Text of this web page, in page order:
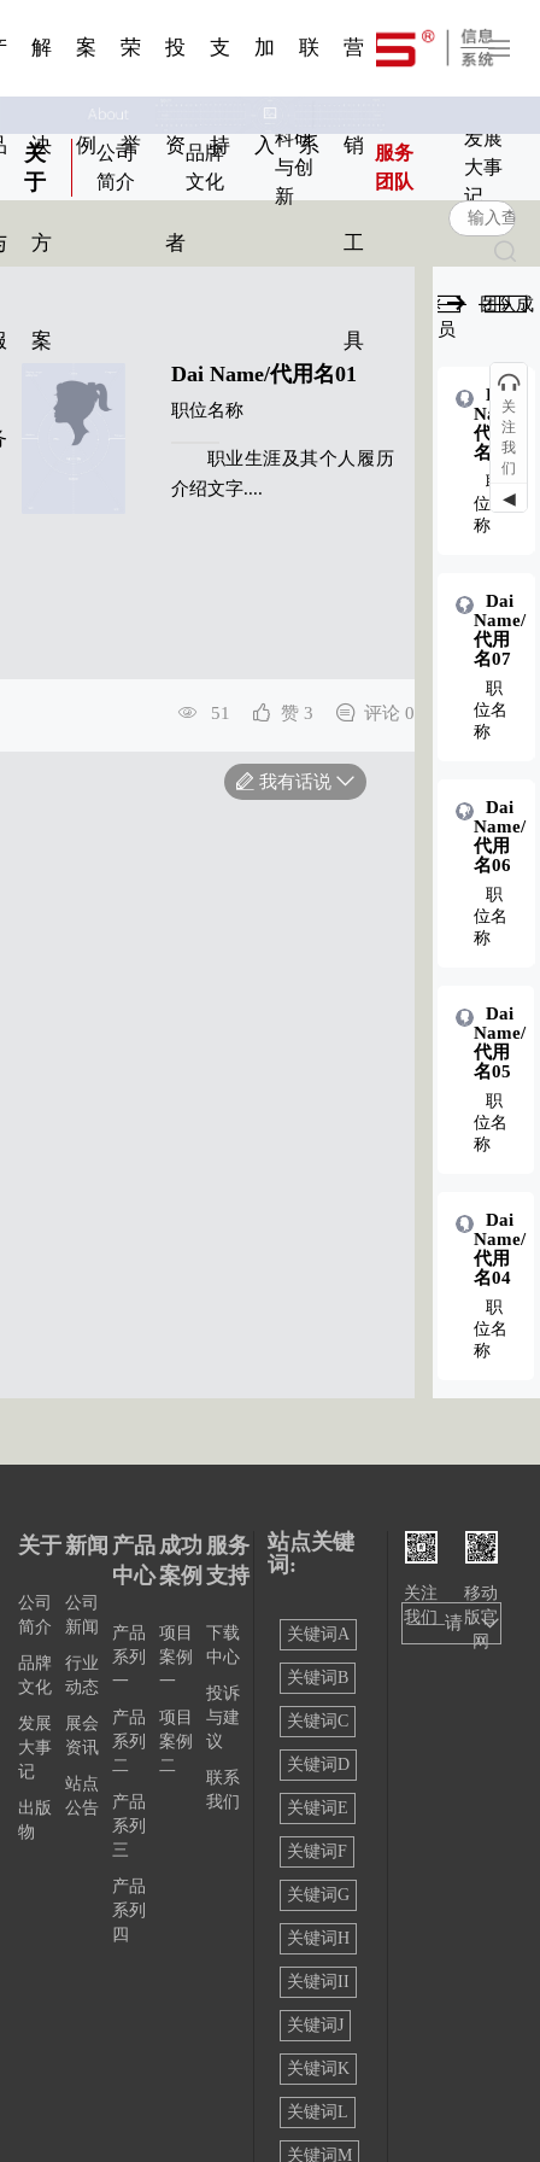
解
决
方
案
案
例
荣
誉
投
资
者
支
持
加
入
联
系
营
销
工
具
关
于
公司
简介
品牌
文化
科研
与创
新
服务
团队
发展
大事
记
Dai Name/代用名01
职位名称
职业生涯及其个人履历
介绍文字....
51 赞 3 评论 0
我有话说
团队成
员
名03
位名
Dai
Name/
代用
名08
职
位名
称
Dai
Name/
代用
名07
职
位名
称
Dai
Name/
代用
名06
职
位名
称
Dai
Name/
代用
名05
职
位名
称
Dai
Name/
代用
名04
职
位名
称
关于
公司
简介
品牌
文化
发展
大事
记
出版
物
新闻
公司
新闻
行业
动态
展会
资讯
站点
公告
产品
中心
产品
系列
一
产品
系列
二
产品
系列
三
产品
系列
四
成功
案例
项目
案例
一
项目
案例
二
服务
支持
下载
中心
投诉
与建
议
联系
我们
站点关键
词:
关键词A
关键词B
关键词C
关键词D
关键词E
关键词F
关键词G
关键词H
关键词II
关键词J
关键词K
关键词L
关键词M
关注
我们
移动
版官
网
——请
关
注
我
们
◀